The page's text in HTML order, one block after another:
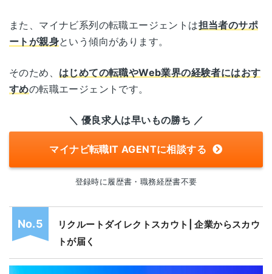
また、マイナビ系列の転職エージェントは担当者のサポ
ートが親身という傾向があります。
そのため、 はじめての転職やWeb業界の経験者にはおす
すめの転職エージェントです。
＼ 優良求人は早いもの勝ち ／
マイナビ転職IT AGENTに相談する
登録時に履歴書・職務経歴書不要
リクルートダイレクトスカウト| 企業からスカウ
トが届く